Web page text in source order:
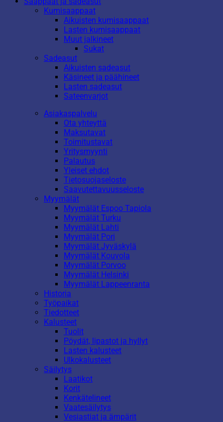
Kumisaappaat
Aikuisten kumisaappaat
Lasten kumisaappaat
Muut jalkineet
Sukat
Sadeasut
Aikuisten sadeasut
Käsineet ja päähineet
Lasten sadeasut
Sateenvarjot
Asiakaspalvelu
Ota yhteyttä
Maksutavat
Toimitustavat
Yritysmyynti
Palautus
Yleiset ehdot
Tietosuojaseloste
Saavutettavuusseloste
Myymälät
Myymälät Espoo Tapiola
Myymälät Turku
Myymälät Lahti
Myymälät Pori
Myymälät Jyväskylä
Myymälät Kouvola
Myymälät Porvoo
Myymälät Helsinki
Myymälät Lappeenranta
Historia
Työpaikat
Tiedotteet
Kalusteet
Tuolit
Pöydät, lipastot ja hyllyt
Lasten kalusteet
Ulkokalusteet
Säilytys
Laatikot
Korit
Kenkätelineet
Vaatesäilytys
Vesiastiat ja ämpärit